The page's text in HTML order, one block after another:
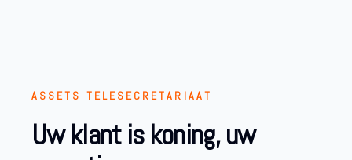
ASSETS TELESECRETARIAAT
Uw klant is koning, uw